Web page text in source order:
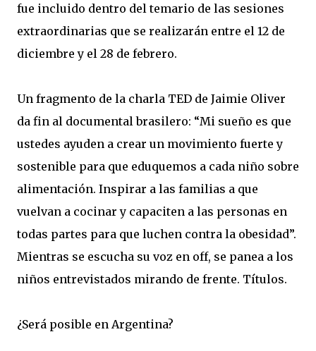
fue incluido dentro del temario de las sesiones
extraordinarias que se realizarán entre el 12 de
diciembre y el 28 de febrero.
Un fragmento de la charla TED de Jaimie Oliver
da fin al documental brasilero: “Mi sueño es que
ustedes ayuden a crear un movimiento fuerte y
sostenible para que eduquemos a cada niño sobre
alimentación. Inspirar a las familias a que
vuelvan a cocinar y capaciten a las personas en
todas partes para que luchen contra la obesidad”.
Mientras se escucha su voz en off, se panea a los
niños entrevistados mirando de frente. Títulos.
¿Será posible en Argentina?